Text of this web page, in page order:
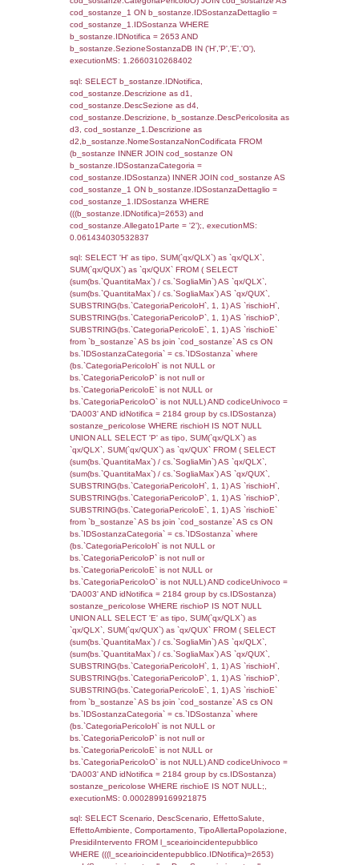
(((f_territori_limitrofi.IDNotifica)=2653) AND
((f_territori_limitrofi.IDTipoTerritorio)=6)),
0.070048093795776
sql: SELECT f_territori_limitrofi.Distanza,
f_territori_limitrofi.Direzione,
f_territori_limitrofi.Denominazione,
rofi.DescAltro FROM f_territori_limitrofi
cod_territori_tipologia ON
(f_territori_limitrofi.IDTipologiaTerritorio =
cod_territori_tipologia.IDTipologiaTerritorio)
(f_territori_limitrofi.IDTipoTerritorio =
(((f_territori_limitrofi.IDNotifica)=2653) AND
((f_territori_limitrofi.IDTipoTerritorio)=7)),
0.068327903747559
sql: SELECT
reg_f_territori_limitrofi.Direzione,
reg_f_territori_limitrofi.Denominazione,
_limitrofi.DescAltro FROM
JOIN cod_territori_tipologia ON
(reg_f_territori_limitrofi.IDTipologiaTerritorio =
cod_territori_tipologia.IDTipologiaTerritorio)
(reg_f_territori_limitrofi.IDTipoTerritorio =
cod_territori_tipologia.IDTerritorioTP)
0.019191980361938
sql: SELECT f_territori_limitrofi.Distanza,
f_territori_limitrofi.Direzione,
f_territori_limitrofi.Denominazione,
rofi.DescAltro FROM f_territori_limitrofi
cod_territori_tipologia ON
(f_territori_limitrofi.IDTipologiaTerritorio =
cod_territori_tipologia.IDTipologiaTerritorio)
(f_territori_limitrofi.IDTipoTerritorio =
cod_territori_tipologia.IDTerritorioTP)
(((f_territori_limitrofi.IDNotifica)=2653) AND
((f_territori_limitrofi.IDTipoTerritorio)=8)),
sql: SELECT
reg_f_territori_limitrofi.Direzione,